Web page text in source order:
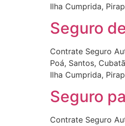
Ilha Cumprida,
Seguro
Contrate Seguro
Poá, Santos,
Ilha Cumprida,
Seguro
Contrate Seguro